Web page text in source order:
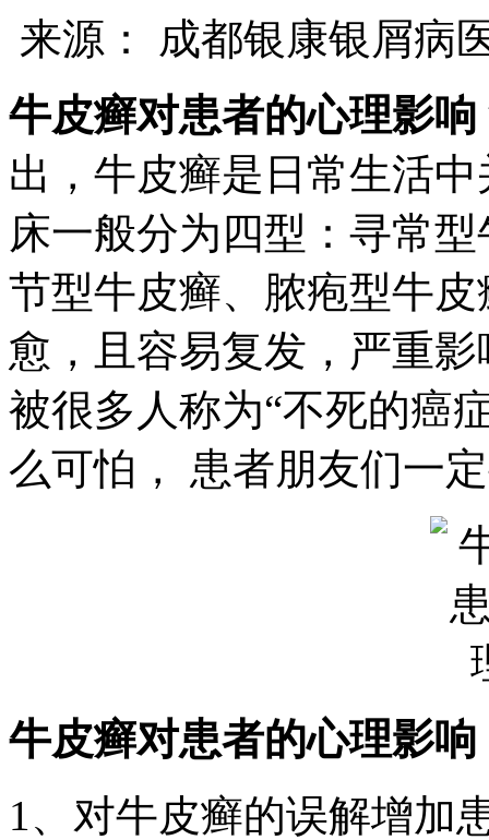
来源： 成都银康银屑病
牛皮癣对患者的心理影响
出，牛皮癣是日常生活
床一般分为四型：寻常
节型牛皮癣、脓疱型牛
愈，且容易复发，严重
被很多人称为“不死的癌
么可怕， 患者朋友们一
牛皮癣对患者的心理影响
1、对牛皮癣的误解增加